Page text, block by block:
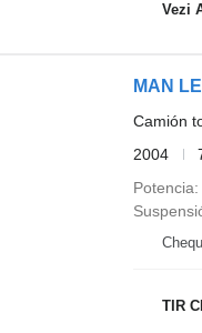
Vezi
MAN
Camión
2004
Potencia
TIR